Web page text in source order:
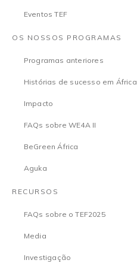
Eventos TEF
OS NOSSOS PROGRAMAS
Programas anteriores
Histórias de sucesso em África
Impacto
FAQs sobre WE4A II
BeGreen África
Aguka
RECURSOS
FAQs sobre o TEF2025
Media
Investigação